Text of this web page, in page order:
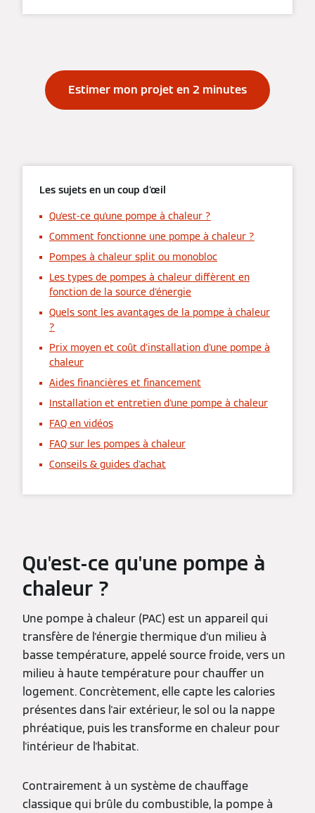
Estimer mon projet en 2 minutes
Les sujets en un coup d'œil
Qu'est-ce qu'une pompe à chaleur ?
Comment fonctionne une pompe à chaleur ?
Pompes à chaleur split ou monobloc
Les types de pompes à chaleur diffèrent en
fonction de la source d'énergie
Quels sont les avantages de la pompe à chaleur
?
Prix moyen et coût d'installation d'une pompe à
chaleur
Aides financières et financement
Installation et entretien d'une pompe à chaleur
FAQ en vidéos
FAQ sur les pompes à chaleur
Conseils & guides d'achat
Qu'est-ce qu'une pompe à
chaleur ?
Une pompe à chaleur (PAC) est un appareil qui
transfère de l'énergie thermique d'un milieu à
basse température, appelé source froide, vers un
milieu à haute température pour chauffer un
logement. Concrètement, elle capte les calories
présentes dans l'air extérieur, le sol ou la nappe
phréatique, puis les transforme en chaleur pour
l'intérieur de l'habitat.
Contrairement à un système de chauffage
classique qui brûle du combustible, la pompe à